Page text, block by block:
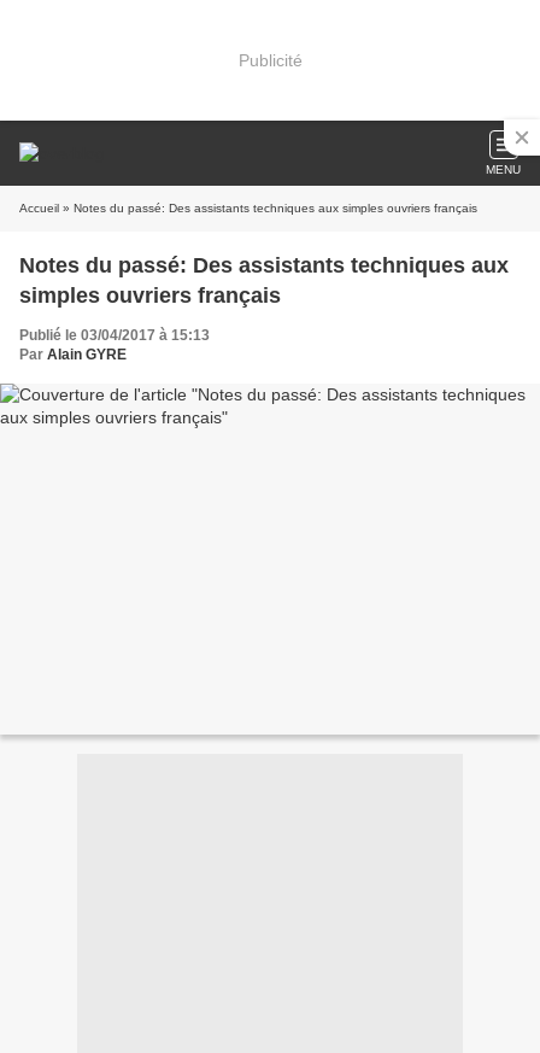
Publicité
MENU
Accueil » Notes du passé: Des assistants techniques aux simples ouvriers français
Notes du passé: Des assistants techniques aux
simples ouvriers français
Publié le 03/04/2017 à 15:13
Par Alain GYRE